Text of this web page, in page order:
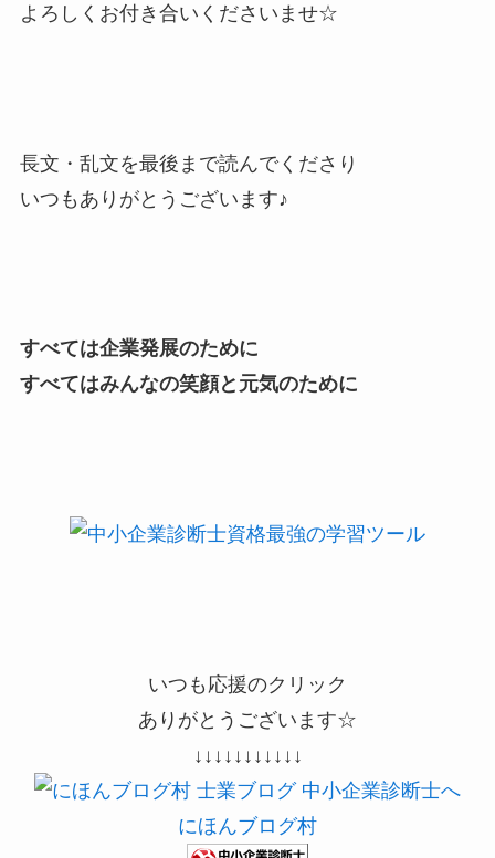
よろしくお付き合いくださいませ☆
長文・乱文を最後まで読んでくださり
いつもありがとうございます♪
すべては企業発展のために
すべてはみんなの笑顔と元気のために
いつも応援のクリック
ありがとうございます☆
↓↓↓↓↓↓↓↓↓↓↓
にほんブログ村